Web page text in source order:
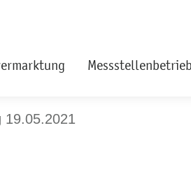
Messstellenbetrieb
19.05.2021